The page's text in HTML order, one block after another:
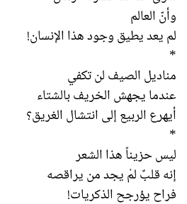
وأنّ العالم
لم يعد يطيق وجود هذا الإنسان!
*
مناديل الصيف لن تكفي
عندما يجهش الخريف بالشتاء
أيهرع الربيع إلى انتشال الغريق؟
*
ليس حزيناً هذا الشعر
إنه قلبٌ لمْ يجد من يراقصه
فراح يؤرجح الذكريات!